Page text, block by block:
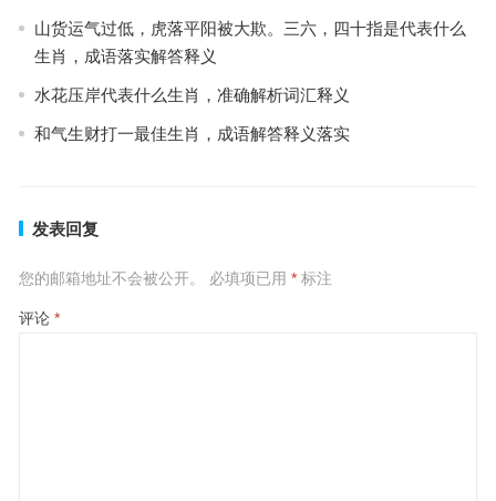
山货运气过低，虎落平阳被大欺。三六，四十指是代表什么
生肖，成语落实解答释义
水花压岸代表什么生肖，准确解析词汇释义
和气生财打一最佳生肖，成语解答释义落实
发表回复
您的邮箱地址不会被公开。 必填项已用 *标注
评论 *